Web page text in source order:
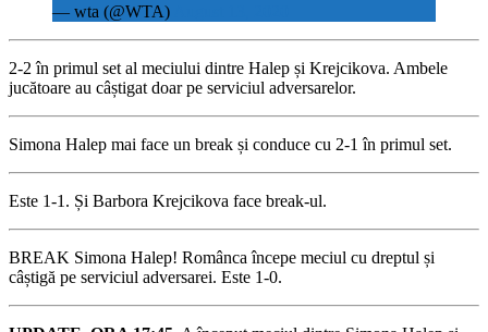
— wta (@WTA)
2-2 în primul set al meciului dintre Halep și Krejcikova. Ambele
jucătoare au câștigat doar pe serviciul adversarelor.
Simona Halep mai face un break și conduce cu 2-1 în primul set.
Este 1-1. Și Barbora Krejcikova face break-ul.
BREAK Simona Halep! Românca începe meciul cu dreptul și
câștigă pe serviciul adversarei. Este 1-0.